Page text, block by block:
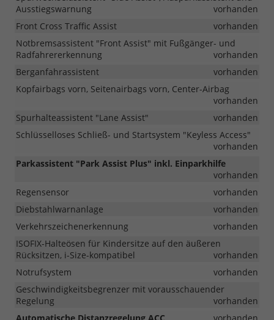
Ausstiegswarnung
vorhanden
Front Cross Traffic Assist
vorhanden
Notbremsassistent "Front Assist" mit Fußgänger- und
Radfahrererkennung
vorhanden
Berganfahrassistent
vorhanden
Kopfairbags vorn, Seitenairbags vorn, Center-Airbag
vorhanden
Spurhalteassistent "Lane Assist"
vorhanden
Schlüsselloses Schließ- und Startsystem "Keyless Access"
vorhanden
Parkassistent "Park Assist Plus" inkl. Einparkhilfe
vorhanden
Regensensor
vorhanden
Diebstahlwarnanlage
vorhanden
Verkehrszeichenerkennung
vorhanden
ISOFIX-Halteösen für Kindersitze auf den äußeren
Rücksitzen, i-Size-kompatibel
vorhanden
Notrufsystem
vorhanden
Geschwindigkeitsbegrenzer mit vorausschauender
Regelung
vorhanden
Automatische Distanzregelung ACC
vorhanden